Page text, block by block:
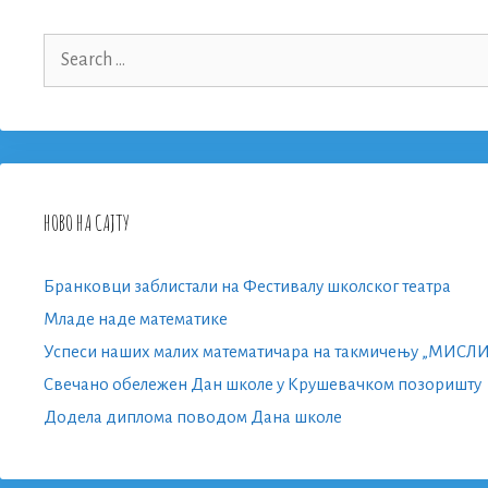
НОВО НА САЈТУ
Бранковци заблистали на Фестивалу школског театра
Младе наде математике
Успеси наших малих математичара на такмичењу
Свечано обележен Дан школе у Крушевачком позоришту
Додела диплома поводом Дана школе